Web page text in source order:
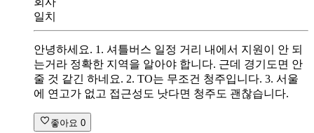
일치
안녕하세요. 1. 셔틀버스 일정 거리 내에서 지원이 안 되
는거라 정확한 지역을 알아야 합니다. 근데 경기도면 안
줄 것 같긴 하네요. 2. TO는 무조건 청주입니다. 3. 서울
에 연고가 없고 접근성도 낫다면 청주도 괜찮습니다.
좋아요 0